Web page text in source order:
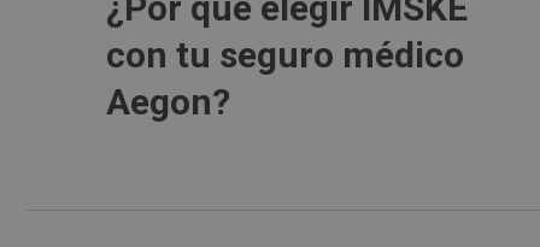
con tu seguro médico
Aegon?